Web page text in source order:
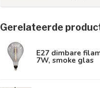
Gerelateerde
E27 dimbare
7W, smoke glas